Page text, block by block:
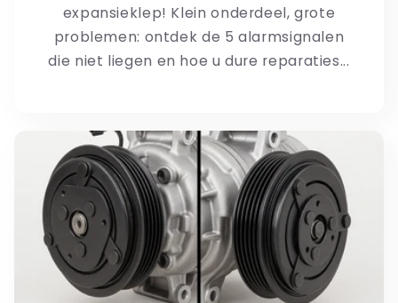
expansieklep! Klein onderdeel, grote
problemen: ontdek de 5 alarmsignalen
die niet liegen en hoe u dure reparaties...